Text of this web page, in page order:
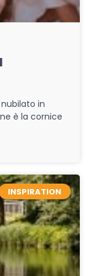
in
è la cornice
INSPIRATION